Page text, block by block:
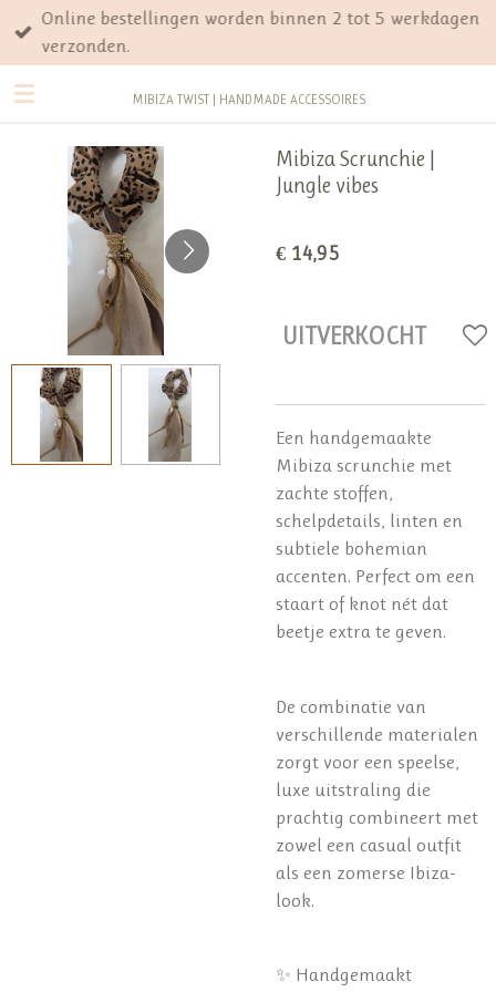
Ga
direct
naar
de
MIBIZA TWIST | HANDMADE ACCESSOIRES
Online bestellingen worden binnen 2 tot 5 werkdagen
verzonden.
Mibiza Scrunchie |
Jungle vibes
€ 14,95
UITVERKOCHT
Een handgemaakte
Mibiza scrunchie met
zachte stoffen,
schelpdetails, linten en
subtiele bohemian
accenten. Perfect om een
staart of knot nét dat
beetje extra te geven.
De combinatie van
verschillende materialen
zorgt voor een speelse,
luxe uitstraling die
prachtig combineert met
zowel een casual outfit
als een zomerse Ibiza-
look.
✨ Handgemaakt